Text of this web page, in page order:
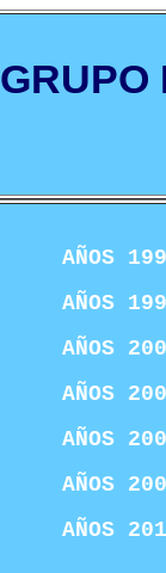
GRUPO
AÑOS
AÑOS
AÑOS
AÑOS
AÑOS
AÑOS
AÑOS